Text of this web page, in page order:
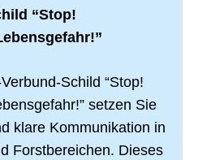
“Stop!
Schild “Stop!
setzen Sie
klare Kommunikation in
Forstbereichen. Dieses